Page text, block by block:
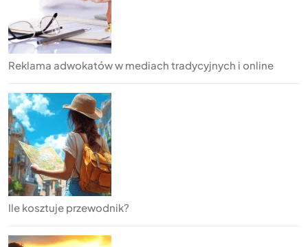
Reklama adwokatów w mediach tradycyjnych i online
Ile kosztuje przewodnik?